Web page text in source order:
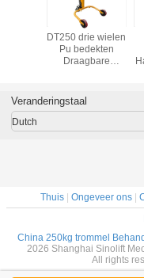
met
Wiel en
van de
DT250 drie wielen
Pu bedekten
Draagbare
Heftoestelcapaciteit
250Kg met een
Hydraulisch
Veranderingstaal
Dutch
Thuis| Ongeveer ons|
China 250kg trommel
2026 Shanghai Sinolift
All rights